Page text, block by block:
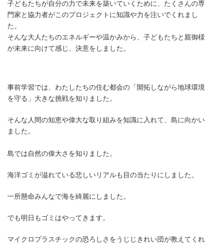
子どもたちが自分の力で未来を築いていくために、たくさんの専
門家と協力者がこのプロジェクトに知識や力を注いでくれまし
た。
そんな大人たちのエネルギーや温かみから、子どもたちと親御様
が未来に向けて感じ、決意をしました。
事前学習では、わたしたちの住む都会の「開拓しながら地球環境
を守る」大きな挑戦を知りました。
そんな人間の知恵や偉大な取り組みを知識に入れて、島に向かい
ました。
島では自然の偉大さを知りました。
海洋ゴミが溢れている悲しいリアルも目の当たりにしました。
一所懸命みんなで海を綺麗にしました。
でも明日もゴミはやってきます。
マイクロプラスチックの恐ろしさをうじじきれい団が教えてくれ